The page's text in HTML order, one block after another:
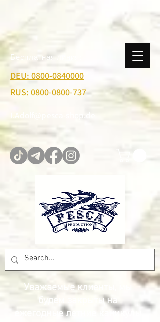
Бесплатная линия:
DEU: 0800-0840000
RUS: 0800-0800-737
I.Adolf@pesca-shop.de
Уважаемые клиенты, мы
будем закрыты на
ежегодные летние каникулы